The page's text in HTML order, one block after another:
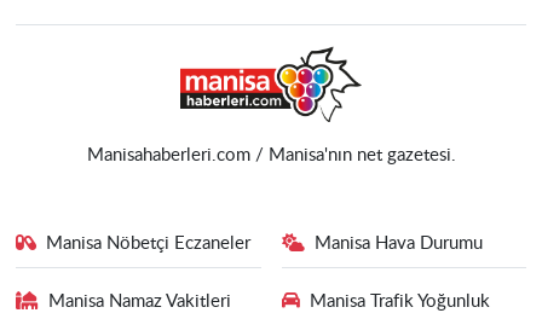
Manisahaberleri.com / Manisa'nın net gazetesi.
Manisa Nöbetçi Eczaneler Manisa Hava Durumu
Manisa Namaz Vakitleri
Manisa Trafik Yoğunluk